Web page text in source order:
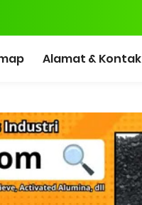
Alamat & Kontak